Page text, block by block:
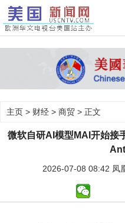
主页 > 财经 > 商贸 > 正文
微软自研AI模型MAI开始接
2026-07-08 08:42